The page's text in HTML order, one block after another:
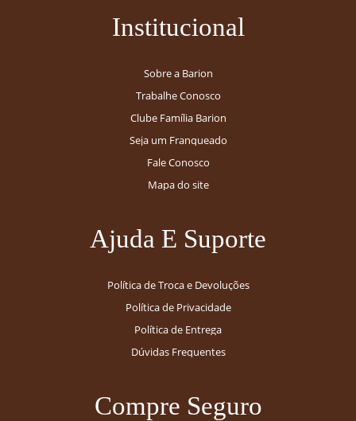
Institucional
Sobre a Barion
Trabalhe Conosco
Clube Família Barion
Seja um Franqueado
Fale Conosco
Mapa do site
Ajuda E Suporte
Política de Troca e Devoluções
Política de Privacidade
Política de Entrega
Dúvidas Frequentes
Compre Seguro